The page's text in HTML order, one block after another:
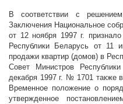
В соответствии с
Заключения Национальное
от 12 ноября 1997 г.
Республики Беларусь от 11
продажи квартир (домов) в
Совет Министров
декабря 1997 г. № 1701 также
Временное положение о
утвержденное